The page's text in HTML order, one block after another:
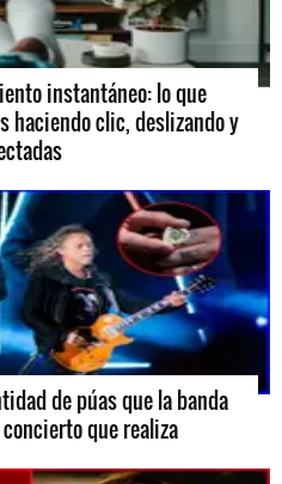
instantáneo: lo que
haciendo clic, deslizando y
de púas que la banda
que realiza